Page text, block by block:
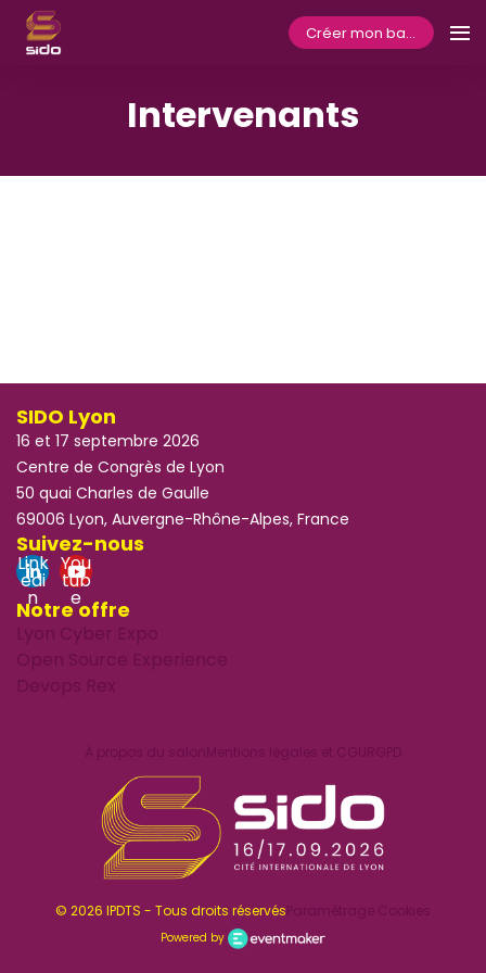
Créer mon badge
Intervenants
SIDO Lyon
16 et 17 septembre 2026
Centre de Congrès de Lyon
50 quai Charles de Gaulle
69006 Lyon, Auvergne-Rhône-Alpes, France
Suivez-nous
Link
edi
n
You
tub
e
Notre offre
Lyon Cyber Expo
Open Source Experience
Devops Rex
À propos du salonMentions légales et CGURGPD
© 2026 IPDTS - Tous droits réservésParamétrage Cookies
Powered by